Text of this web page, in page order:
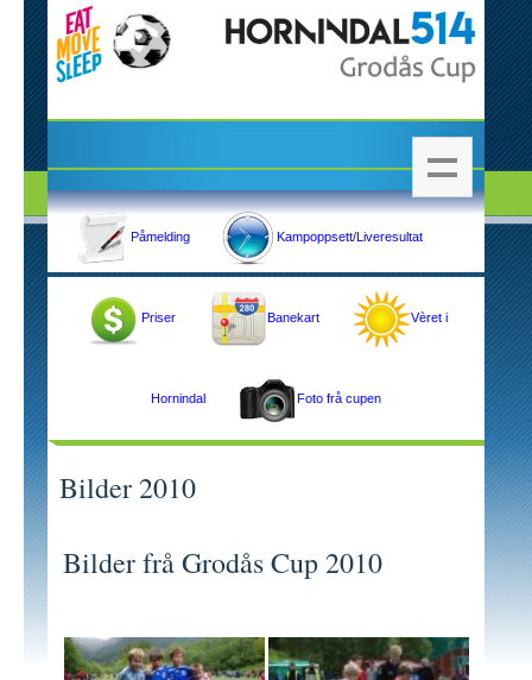
Påmelding Kampoppsett/Liveresultat
Priser Banekart Vèret i
Hornindal Foto frå cupen
Bilder 2010
Bilder frå Grodås Cup 2010